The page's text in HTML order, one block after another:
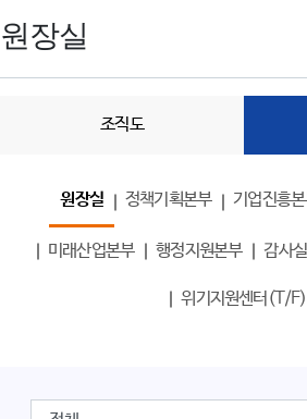
원장실
조직도
원장실 정책기획본부 기업진흥
미래산업본부 행정지원본부 감사실
위기지원센터(T/F)